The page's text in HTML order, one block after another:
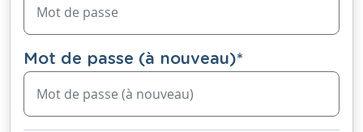
Mot de passe (à nouveau)*